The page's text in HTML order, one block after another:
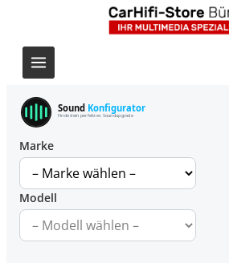
Sound Konfigurator
Finde dein perfektes Soundupgrade
Marke
Modell